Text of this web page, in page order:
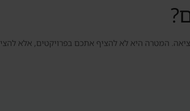
המטרה היא לא להציף אתכם בפרויקטים, אלא